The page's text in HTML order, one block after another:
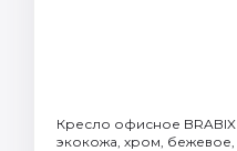
Кресло офисное BRABIX
экокожа, хром, бежевое,